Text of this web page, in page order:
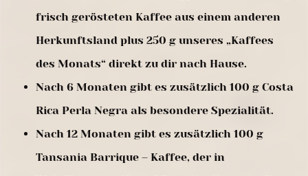
frisch gerösteten Kaffee aus einem anderen
Herkunftsland plus 250 g unseres „Kaffees
des Monats“ direkt zu dir nach Hause.
Nach 6 Monaten gibt es zusätzlich 100 g Costa
Rica Perla Negra als besondere Spezialität.
Nach 12 Monaten gibt es zusätzlich 100 g
Tansania Barrique – Kaffee, der in